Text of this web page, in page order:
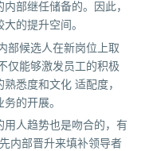
部继任储备的。因此，
的提升空间。
部候选人在新岗位上取
仅能够激发员工的积极
悉度和文化 适配度，
的开展。
用人趋势也是吻合的，有
内部晋升来填补领导者